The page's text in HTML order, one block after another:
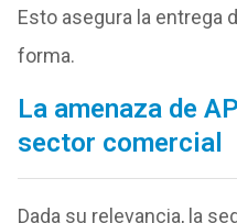
Esto asegura la entrega
forma.
La amenaza de
sector comercial
Dada su relevancia, la